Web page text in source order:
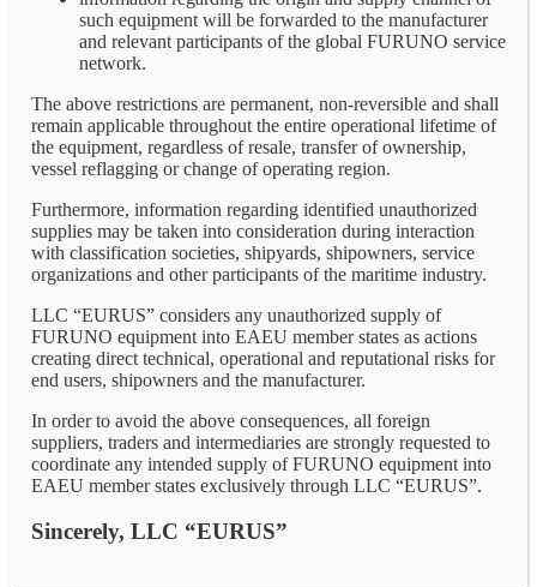
such equipment will be forwarded to the manufacturer
and relevant participants of the global FURUNO service
network.
The above restrictions are permanent, non-reversible and shall
remain applicable throughout the entire operational lifetime of
the equipment, regardless of resale, transfer of ownership,
vessel reflagging or change of operating region.
Furthermore, information regarding identified unauthorized
supplies may be taken into consideration during interaction
with classification societies, shipyards, shipowners, service
organizations and other participants of the maritime industry.
LLC “EURUS” considers any unauthorized supply of
FURUNO equipment into EAEU member states as actions
creating direct technical, operational and reputational risks for
end users, shipowners and the manufacturer.
In order to avoid the above consequences, all foreign
suppliers, traders and intermediaries are strongly requested to
coordinate any intended supply of FURUNO equipment into
EAEU member states exclusively through LLC “EURUS”.
Sincerely, LLC “EURUS”